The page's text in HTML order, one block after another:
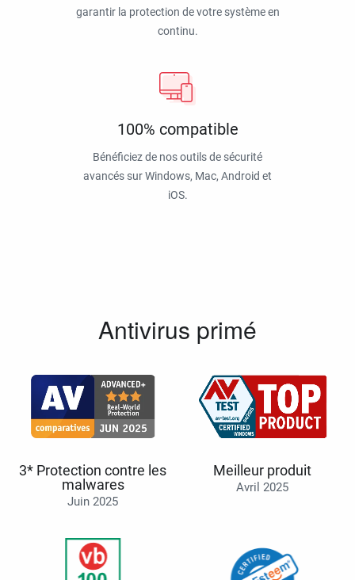
garantir la protection de votre système en
continu.
100% compatible
Bénéficiez de nos outils de sécurité
avancés sur Windows, Mac, Android et
iOS.
Antivirus primé
3* Protection contre les
malwares
Juin 2025
Meilleur produit
Avril 2025